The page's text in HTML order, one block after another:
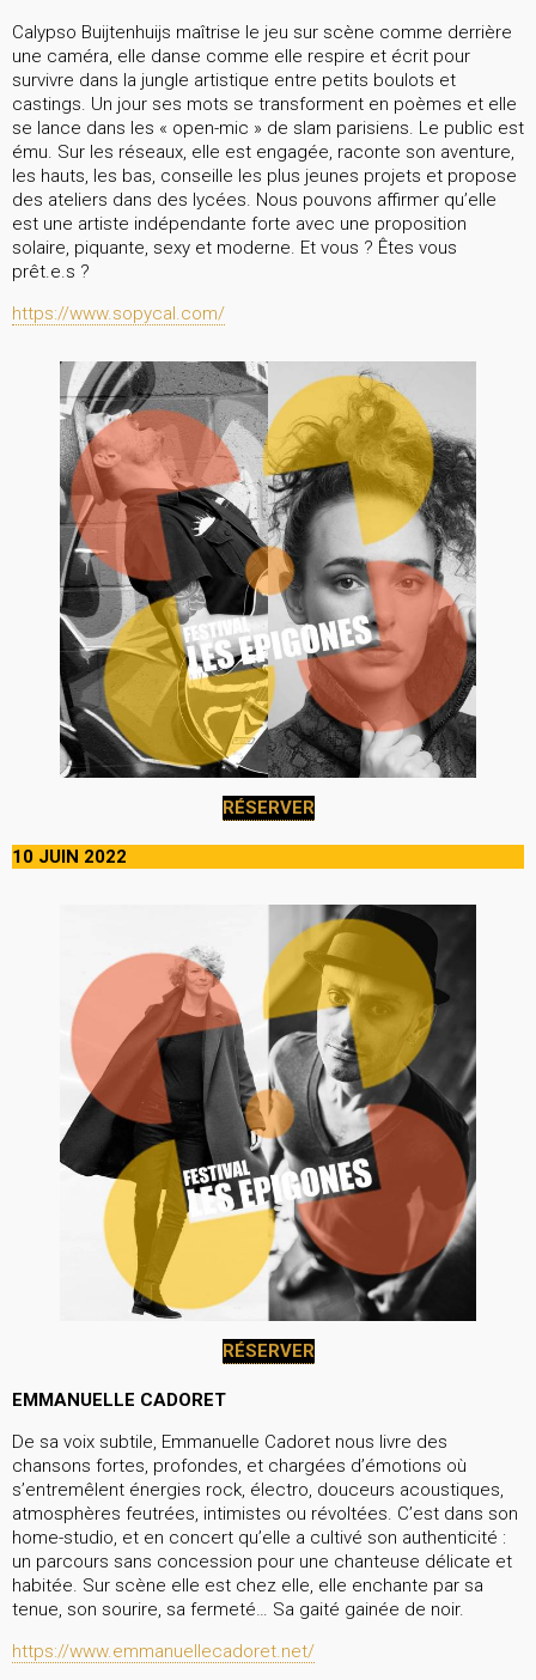
Calypso Buijtenhuijs maîtrise le jeu sur scène comme derrière
une caméra, elle danse comme elle respire et écrit pour
survivre dans la jungle artistique entre petits boulots et
castings. Un jour ses mots se transforment en poèmes et elle
se lance dans les « open-mic » de slam parisiens. Le public est
ému. Sur les réseaux, elle est engagée, raconte son aventure,
les hauts, les bas, conseille les plus jeunes projets et propose
des ateliers dans des lycées. Nous pouvons affirmer qu’elle
est une artiste indépendante forte avec une proposition
solaire, piquante, sexy et moderne. Et vous ? Êtes vous
prêt.e.s ?
https://www.sopycal.com/
RÉSERVER
10 JUIN 2022
RÉSERVER
EMMANUELLE CADORET
De sa voix subtile, Emmanuelle Cadoret nous livre des
chansons fortes, profondes, et chargées d’émotions où
s’entremêlent énergies rock, électro, douceurs acoustiques,
atmosphères feutrées, intimistes ou révoltées. C’est dans son
home-studio, et en concert qu’elle a cultivé son authenticité :
un parcours sans concession pour une chanteuse délicate et
habitée. Sur scène elle est chez elle, elle enchante par sa
tenue, son sourire, sa fermeté… Sa gaité gainée de noir.
https://www.emmanuellecadoret.net/